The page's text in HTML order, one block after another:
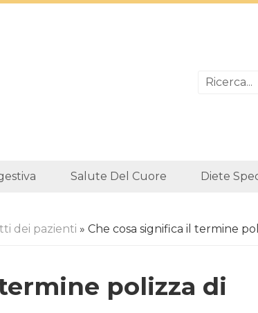
Salute Del Cuore Diete
dei pazienti » Che cosa significa il termine
polizza di